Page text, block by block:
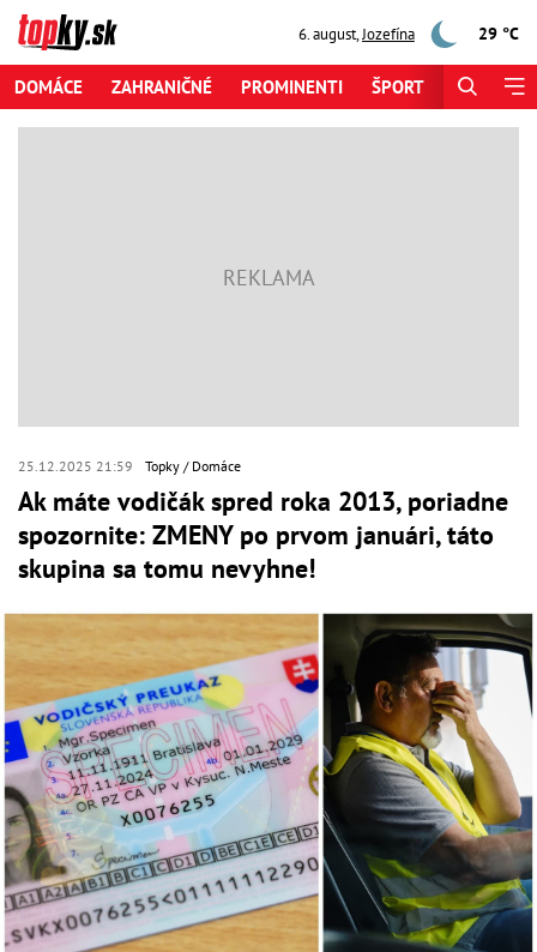
6. august,Jozefína 29 °C
DOMÁCE ZAHRANIČNÉ PROMINENTI ŠPORT
25.12.2025 21:59 Topky Domáce
Ak máte vodičák spred roka 2013, poriadne
spozornite: ZMENY po prvom januári, táto
skupina sa tomu nevyhne!